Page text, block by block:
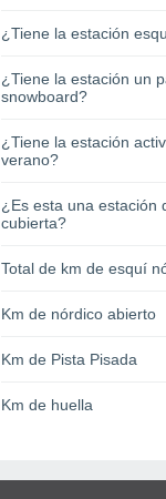
¿Tiene la estación
¿Tiene la estación un
snowboard?
¿Tiene la estación
verano?
¿Es esta una estación
cubierta?
Total de km de esquí
Km de nórdico abierto
Km de Pista Pisada
Km de huella